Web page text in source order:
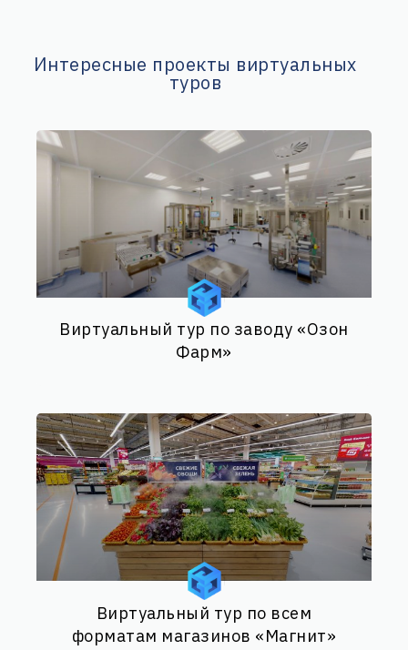
Интересные проекты виртуальных
туров
Виртуальный тур по заводу «Озон
Фарм»
Виртуальный тур по всем
форматам магазинов «Магнит»